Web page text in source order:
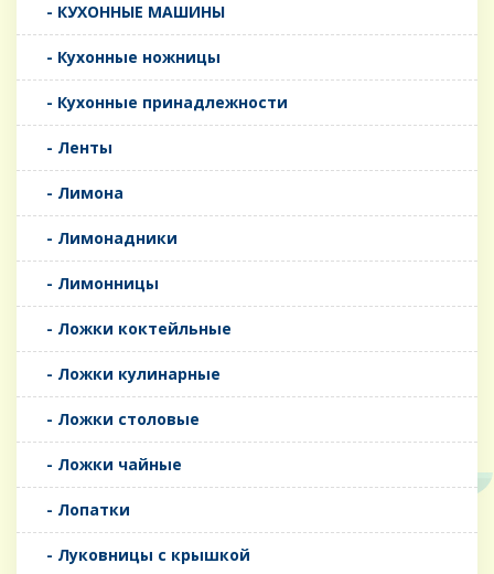
- КУХОННЫЕ МАШИНЫ
- Кухонные ножницы
- Кухонные принадлежности
- Ленты
- Лимона
- Лимонадники
- Лимонницы
- Ложки коктейльные
- Ложки кулинарные
- Ложки столовые
- Ложки чайные
- Лопатки
- Луковницы с крышкой